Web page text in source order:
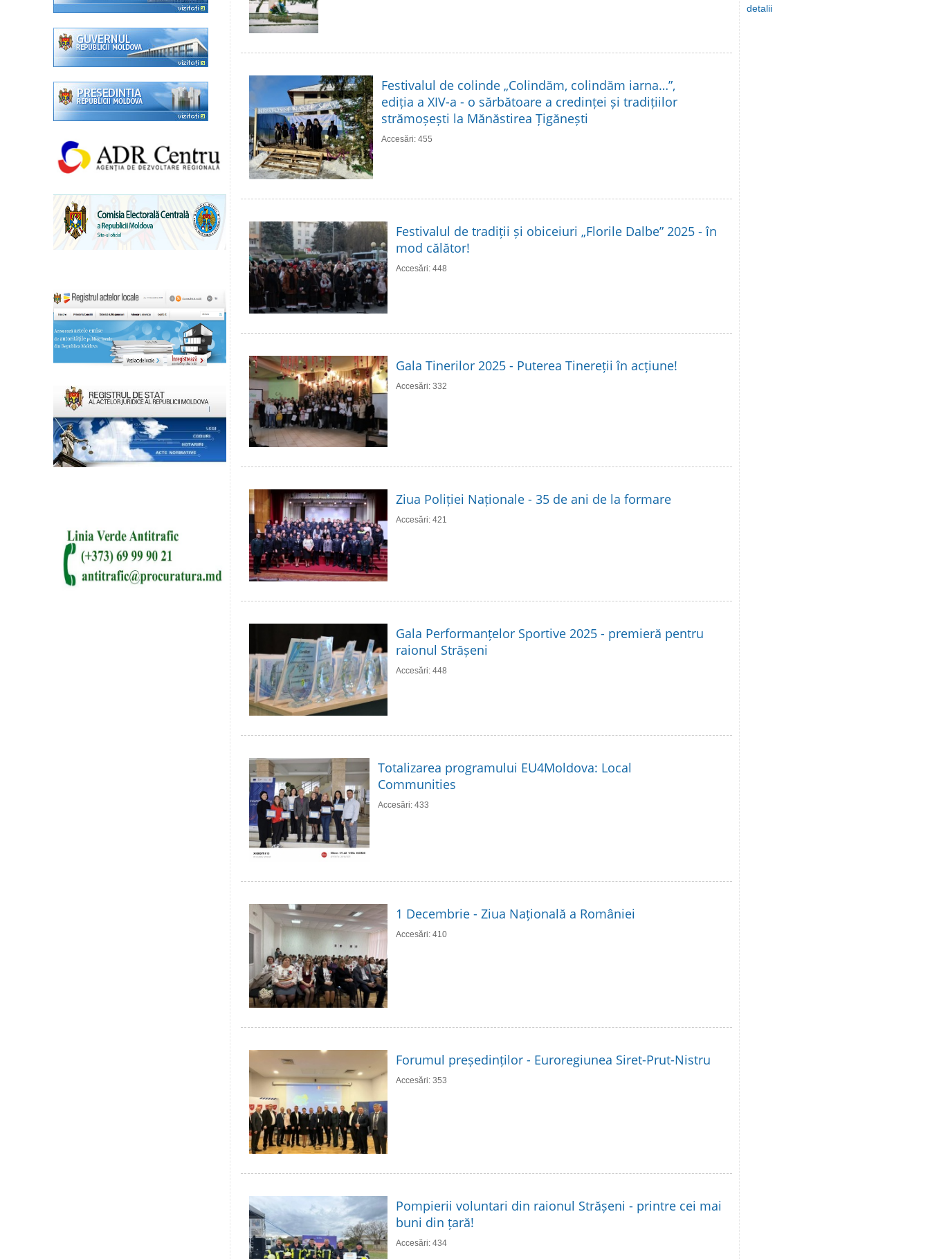
Festivalul de colinde „Colindăm, colindăm iarna…”,
ediția a XIV-a - o sărbătoare a credinței și tradițiilor
strămoșești la Mănăstirea Țigănești
Accesări: 455
Festivalul de tradiții și obiceiuri „Florile Dalbe” 2025 - în
mod călător!
Accesări: 448
Gala Tinerilor 2025 - Puterea Tinereții în acțiune!
Accesări: 332
Ziua Poliției Naționale - 35 de ani de la formare
Accesări: 421
Gala Performanțelor Sportive 2025 - premieră pentru
raionul Strășeni
Accesări: 448
Totalizarea programului EU4Moldova: Local
Communities
Accesări: 433
1 Decembrie - Ziua Națională a României
Accesări: 410
Forumul președinților - Euroregiunea Siret-Prut-Nistru
Accesări: 353
Pompierii voluntari din raionul Strășeni - printre cei mai
buni din țară!
Accesări: 434
detalii